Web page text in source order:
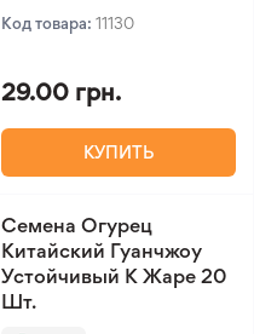
Код товара: 11130
29.00 грн.
КУПИТЬ
Семена Огурец
Китайский Гуанчжоу
Устойчивый К Жаре 20
Шт.